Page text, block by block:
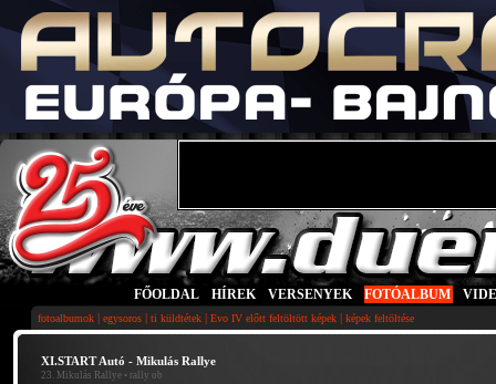
FŐOLDAL HÍREK VERSENYEK FOTÓALBUM
fotoalbumok | egysoros | ti küldtétek | Evo IV előtt feltöltött képek | képek feltöltése
XI.START Autó - Mikulás Rallye
23. Mikulás Rallye • rally ob